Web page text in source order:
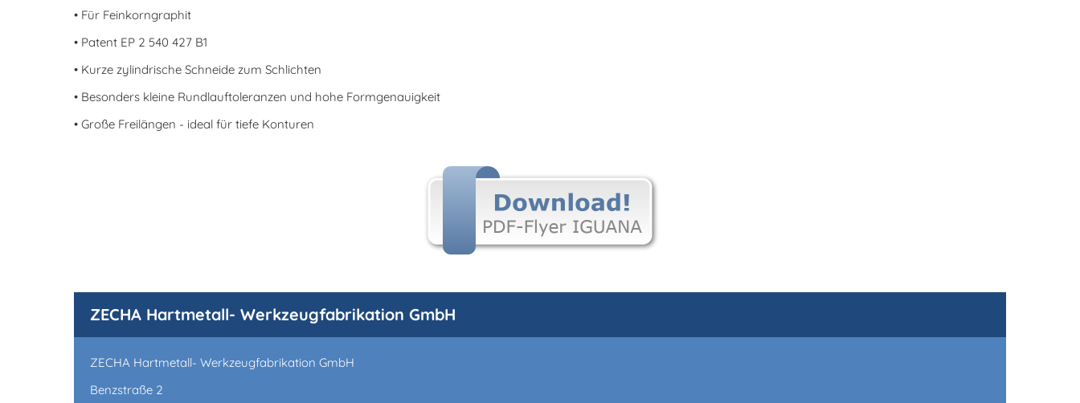
• Für Feinkorngraphit
• Patent EP 2 540 427 B1
• Kurze zylindrische Schneide zum Schlichten
• Besonders kleine Rundlauftoleranzen und hohe Formgenauigkeit
• Große Freilängen - ideal für tiefe Konturen
ZECHA Hartmetall- Werkzeugfabrikation GmbH
ZECHA Hartmetall- Werkzeugfabrikation GmbH
Benzstraße 2